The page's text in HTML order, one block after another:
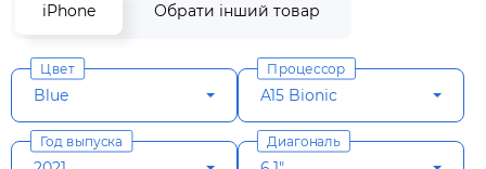
iPhone Обрати інший товар
Цвет
Blue
Процессор
A15 Bionic
Год выпуска Диагональ